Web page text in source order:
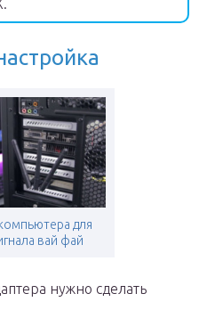
для
вай фай
нужно сделать